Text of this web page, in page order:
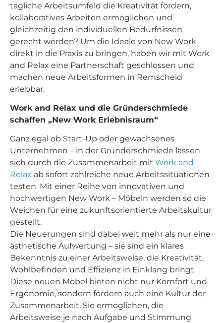
tägliche Arbeitsumfeld die Kreativität fördern,
kollaboratives Arbeiten ermöglichen und
gleichzeitig den individuellen Bedürfnissen
gerecht werden? Um die Ideale von New Work
direkt in die Praxis zu bringen, haben wir mit Work
and Relax eine Partnerschaft geschlossen und
machen neue Arbeitsformen in Remscheid
erlebbar.
Work and Relax und die Gründerschmiede
schaffen „New Work Erlebnisraum“
Ganz egal ob Start-Up oder gewachsenes
Unternehmen – in der Gründerschmiede lassen
sich durch die Zusammenarbeit mit Work and
Relax ab sofort zahlreiche neue Arbeitssituationen
testen. Mit einer Reihe von innovativen und
hochwertigen New Work – Möbeln werden so die
Weichen für eine zukunftsorientierte Arbeitskultur
gestellt.
Die Neuerungen sind dabei weit mehr als nur eine
ästhetische Aufwertung – sie sind ein klares
Bekenntnis zu einer Arbeitsweise, die Kreativität,
Wohlbefinden und Effizienz in Einklang bringt.
Diese neuen Möbel bieten nicht nur Komfort und
Ergonomie, sondern fördern auch eine Kultur der
Zusammenarbeit. Sie ermöglichen, die
Arbeitsweise je nach Aufgabe und Stimmung